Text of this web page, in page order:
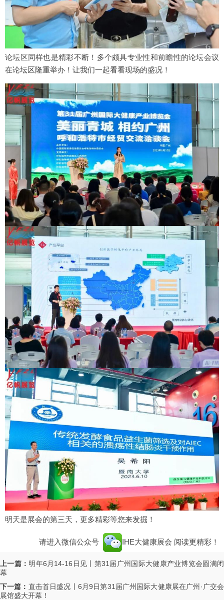
论坛区同样也是精彩不断！多个颇具专业性和前瞻性的论坛会议
在论坛区隆重举办！让我们一起看看现场的盛况！
明天是展会的第三天，更多精彩等您来发掘！
请进入微信公众号 IHE大健康展会 阅读更精彩！
上一篇： 明年6月14-16日见丨第31届广州国际大健康产业博览会圆满闭
幕
下一篇： 直击首日盛况丨6月9日第31届广州国际大健康展在广州·广交会
展馆盛大开幕！